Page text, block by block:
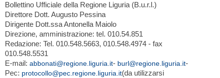
Bollettino Ufficiale della Regione Liguria (B.u.r.l.)
Direttore Dott. Augusto Pessina
Dirigente Dott.ssa Antonella Maiolo
Direzione, amministrazione: tel. 010.54.851
Redazione: Tel. 010.548.5663, 010.548.4974 - fax
010.548.5531
E-mail: abbonati@regione.liguria.it- burl@regione.liguria.it-
Pec: protocollo@pec.regione.liguria.it(da utilizzarsi